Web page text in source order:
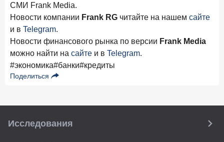
СМИ Frank Media.
Новости компании Frank RG читайте на нашем сайте
и в Telegram.
Новости финансового рынка по версии Frank Media
можно найти на сайте и в Telegram.
#экономика#банки#кредиты
Поделиться
Исследования